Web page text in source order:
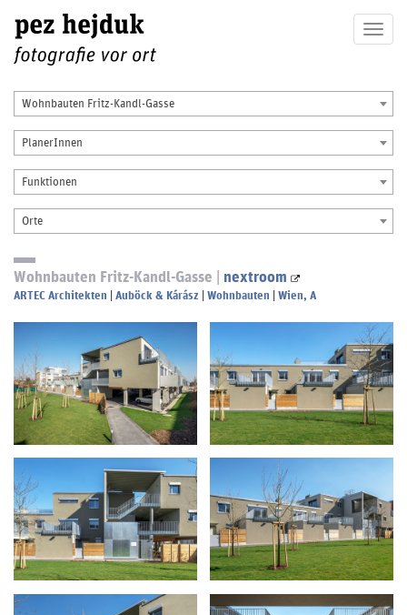
Wohnbauten Fritz-Kandl-Gasse
PlanerInnen
Funktionen
Orte
Wohnbauten Fritz-Kandl-Gasse | nextroom
ARTEC Architekten |Auböck & Kárász |Wohnbauten |Wien, A